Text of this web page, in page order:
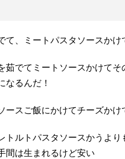
て、ミートパスタソースか
茹でてミートソースかけて
なるんだ！
ースご飯にかけてチーズかけ
トルトパスタソースかうよ
間は生まれるけど安い